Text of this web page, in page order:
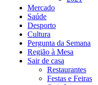
Mercado
Saúde
Desporto
Cultura
Pergunta da Semana
Região à Mesa
Sair de casa
Restaurantes
Festas e Feiras